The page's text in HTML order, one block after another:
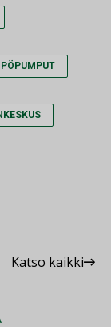
Katso kaikki